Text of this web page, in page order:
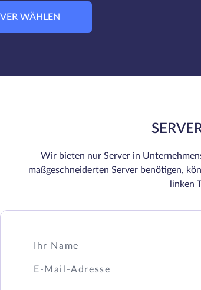
WÄHLEN
Wir bieten nur Server in
maßgeschneiderten Server benötigen,
linken